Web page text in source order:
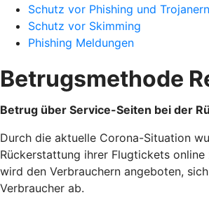
Schutz vor Phishing und Trojanern
Schutz vor Skimming
Phishing Meldungen
Betrugsmethode
Betrug über Service-Seiten bei der
Durch die aktuelle Corona-Situation
Rückerstattung ihrer Flugtickets
wird den Verbrauchern angeboten,
Verbraucher ab.